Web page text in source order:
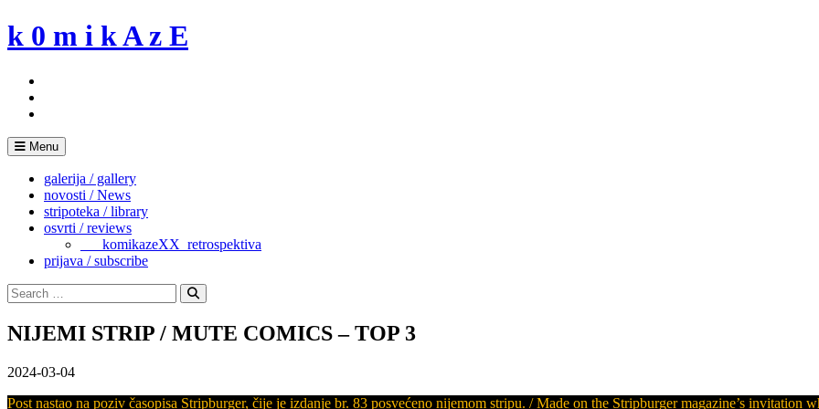
Skip
to
k 0 m i k A z E
Menu
galerija / gallery
novosti / News
stripoteka / library
osvrti / reviews
___komikazeXX_retrospektiva
prijava / subscribe
Search
for:
Search
NIJEMI STRIP / MUTE COMICS – TOP 3
2024-03-04
Post nastao na poziv časopisa Stripburger, čije je izdanje br. 83 posvećeno nijemom stripu. / Made on the Stripburger magazine’s invitation